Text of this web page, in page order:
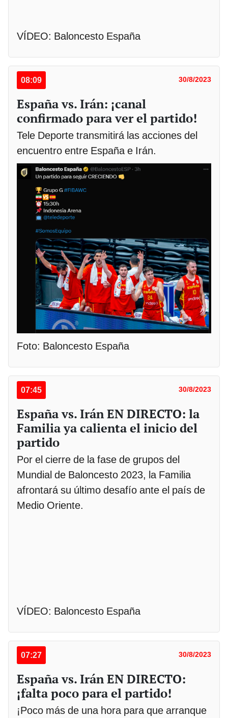
VÍDEO: Baloncesto España
08:09 30/8/2023
España vs. Irán: ¡canal
confirmado para ver el partido!
Tele Deporte transmitirá las acciones del
encuentro entre España e Irán.
Foto: Baloncesto España
07:45 30/8/2023
España vs. Irán EN DIRECTO: la
Familia ya calienta el inicio del
partido
Por el cierre de la fase de grupos del
Mundial de Baloncesto 2023, la Familia
afrontará su último desafío ante el país de
Medio Oriente.
VÍDEO: Baloncesto España
07:27 30/8/2023
España vs. Irán EN DIRECTO:
¡falta poco para el partido!
¡Poco más de una hora para que arranque